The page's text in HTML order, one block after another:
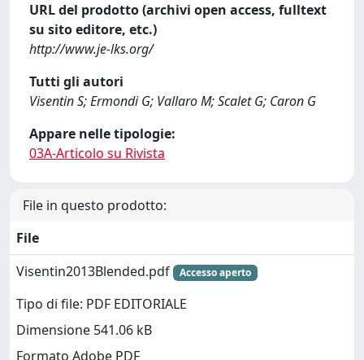
URL del prodotto (archivi open access, fulltext
su sito editore, etc.)
http://www.je-lks.org/
Tutti gli autori
Visentin S; Ermondi G; Vallaro M; Scalet G; Caron G
Appare nelle tipologie:
03A-Articolo su Rivista
File in questo prodotto:
File
Visentin2013Blended.pdf
Accesso aperto
Tipo di file: PDF EDITORIALE
Dimensione 541.06 kB
Formato Adobe PDF